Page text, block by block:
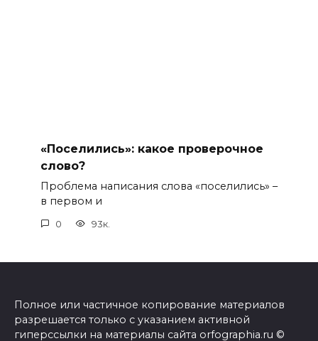
«Поселились»: какое проверочное
слово?
Проблема написания слова «поселились» –
в первом и
0 93к.
Полное или частичное копирование материалов
разрешается только с указанием активной
гиперссылки на материалы сайта orfographia.ru ©